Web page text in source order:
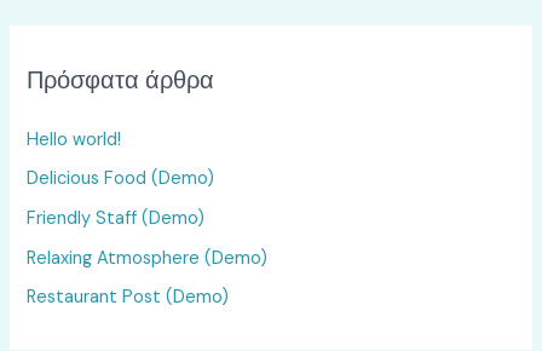
ή
η
σ
η
γ
ι
Πρόσφατα άρθρα
Hello world!
Delicious Food (Demo)
Friendly Staff (Demo)
Relaxing Atmosphere (Demo)
Restaurant Post (Demo)